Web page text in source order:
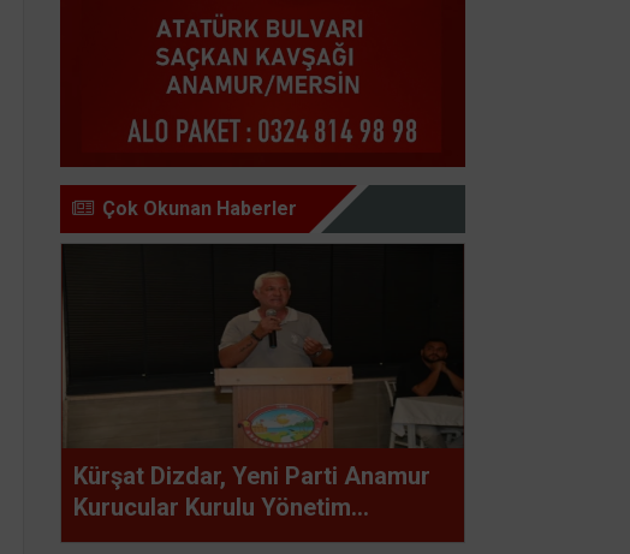
Çok Okunan Haberler
Kürşat Dizdar, Yeni Parti Anamur
Kurucular Kurulu Yönetim
Başkanlığına Adaylığını Açıkladı